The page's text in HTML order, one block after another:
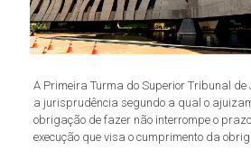
​A Primeira Turma do Superior Tribunal de
a jurisprudência segundo a qual o
obrigação de fazer não interrompe o
execução que visa o cumprimento da